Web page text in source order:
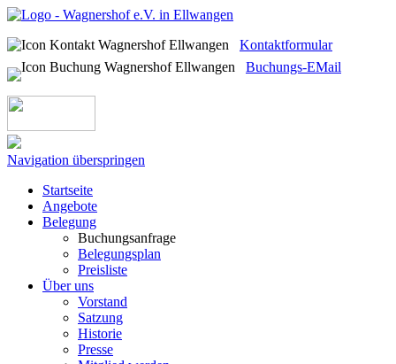
Kontaktformular
Buchungs-EMail
Navigation überspringen
Startseite
Angebote
Belegung
Buchungsanfrage
Belegungsplan
Preisliste
Über uns
Vorstand
Satzung
Historie
Presse